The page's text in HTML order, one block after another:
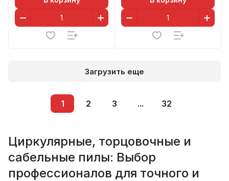
Загрузить еще
1 2 3 ... 32
Циркулярные, торцовочные и
сабельные пилы: Выбор
профессионалов для точного и